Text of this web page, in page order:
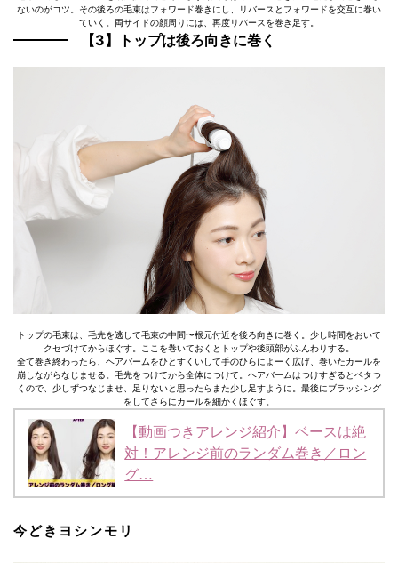
ないのがコツ。その後ろの毛束はフォワード巻きにし、リバースとフォワードを交互に巻い
ていく。両サイドの顔周りには、再度リバースを巻き足す。
【3】トップは後ろ向きに巻く
トップの毛束は、毛先を逃して毛束の中間〜根元付近を後ろ向きに巻く。少し時間をおいて
クセづけてからほぐす。ここを巻いておくとトップや後頭部がふんわりする。
全て巻き終わったら、ヘアバームをひとすくいして手のひらによーく広げ、巻いたカールを
崩しながらなじませる。毛先をつけてから全体につけて。ヘアバームはつけすぎるとベタつ
くので、少しずつなじませ、足りないと思ったらまた少し足すように。最後にブラッシング
をしてさらにカールを細かくほぐす。
【動画つきアレンジ紹介】ベースは絶
対！アレンジ前のランダム巻き／ロン
グ…
今どきヨシンモリ